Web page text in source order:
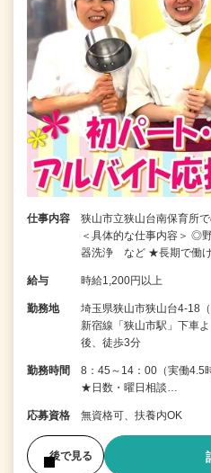
仕事内容
狭山市立狭山台南保育所
＜具体的な仕事内容＞ ◎
器洗浄 など ★長期で働
給与 時給1,200円以上
勤務地
埼玉県狭山市狭山台4-18
新宿線「狭山市駅」下車
後、徒歩3分
勤務時間
8：45～14：00（実働
★日数・曜日相談…
応募資格 無資格可、扶養内OK
後で見る